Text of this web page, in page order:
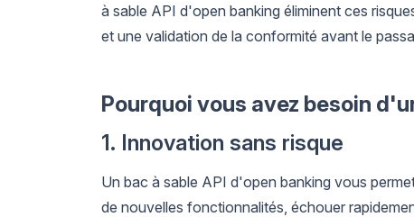
à sable API d'open banking éliminent ces
et une validation de la conformité avant le
Pourquoi vous avez besoin
1. Innovation sans risque
Un bac à sable API d'open banking vous
de nouvelles fonctionnalités, échouer